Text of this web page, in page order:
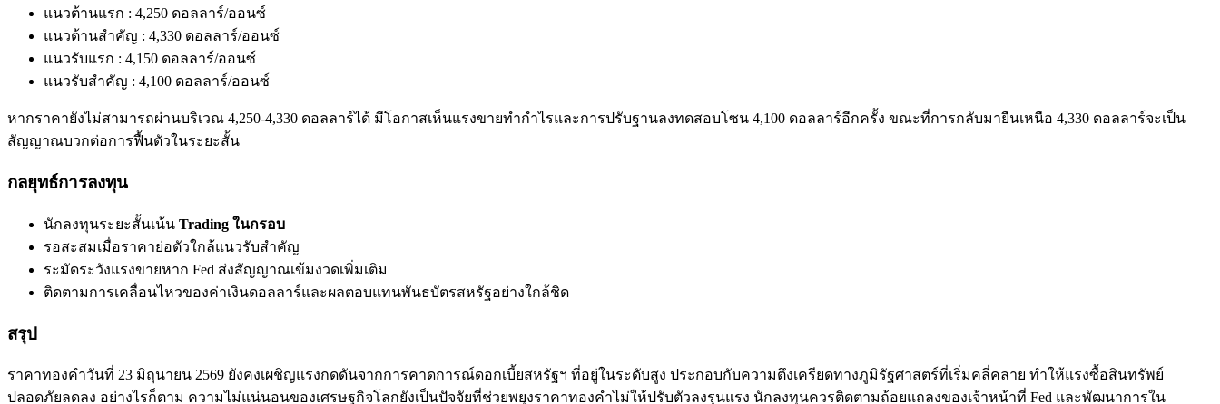
แนวต้านแรก : 4,250 ดอลลาร์/ออนซ์
แนวต้านสำคัญ : 4,330 ดอลลาร์/ออนซ์
แนวรับแรก : 4,150 ดอลลาร์/ออนซ์
แนวรับสำคัญ : 4,100 ดอลลาร์/ออนซ์
หากราคายังไม่สามารถผ่านบริเวณ 4,250-4,330 ดอลลาร์ได้ มีโอกาสเห็นแรงขายทำกำไรและการปรับฐานลงทดสอบโซน 4,100 ดอลลาร์อีกครั้ง ขณะที่การกลับมายืนเหนือ 4,330 ดอลลาร์จะเป็น
สัญญาณบวกต่อการฟื้นตัวในระยะสั้น
กลยุทธ์การลงทุน
นักลงทุนระยะสั้นเน้น Trading ในกรอบ
รอสะสมเมื่อราคาย่อตัวใกล้แนวรับสำคัญ
ระมัดระวังแรงขายหาก Fed ส่งสัญญาณเข้มงวดเพิ่มเติม
ติดตามการเคลื่อนไหวของค่าเงินดอลลาร์และผลตอบแทนพันธบัตรสหรัฐอย่างใกล้ชิด
สรุป
ราคาทองคำวันที่ 23 มิถุนายน 2569 ยังคงเผชิญแรงกดดันจากการคาดการณ์ดอกเบี้ยสหรัฐฯ ที่อยู่ในระดับสูง ประกอบกับความตึงเครียดทางภูมิรัฐศาสตร์ที่เริ่มคลี่คลาย ทำให้แรงซื้อสินทรัพย์
ปลอดภัยลดลง อย่างไรก็ตาม ความไม่แน่นอนของเศรษฐกิจโลกยังเป็นปัจจัยที่ช่วยพยุงราคาทองคำไม่ให้ปรับตัวลงรุนแรง นักลงทุนควรติดตามถ้อยแถลงของเจ้าหน้าที่ Fed และพัฒนาการใน